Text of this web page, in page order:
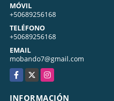
MÓVIL
+50689256168
TELÉFONO
+50689256168
EMAIL
mobando7@gmail.com
Facebook
X Instagram
INFORMACIÓN